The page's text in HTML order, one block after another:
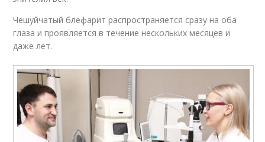
Чешуйчатый блефарит распространяется сразу на оба
глаза и проявляется в течение нескольких месяцев и
даже лет.